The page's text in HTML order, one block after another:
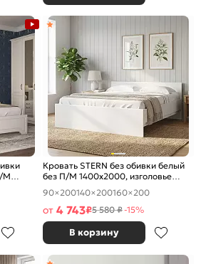
М
Кровать STERN без обивки белый
без П/М 1400x2000, изголовье
жесткое
90×200140×200160×200
от 4 743₽5 580 ₽-15%
В корзину